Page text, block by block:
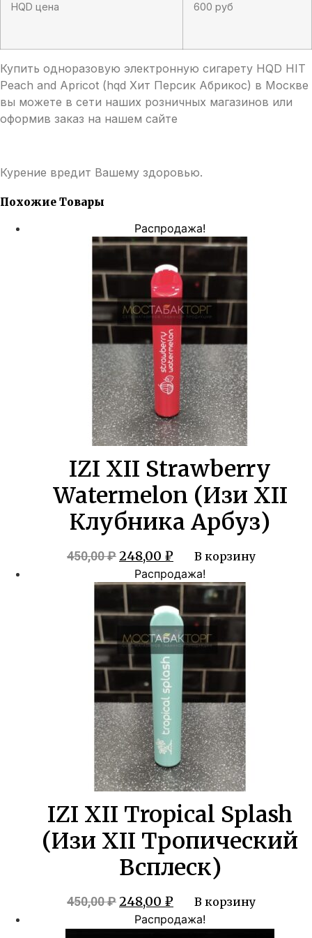
HQD цена 600 руб
Купить одноразовую электронную сигарету HQD HIT
Peach and Apricot (hqd Хит Персик Абрикос) в Москве
вы можете в сети наших розничных магазинов или
оформив заказ на нашем сайте
Курение вредит Вашему здоровью.
Похожие Товары
Распродажа!
IZI XII Strawberry
Watermelon (Изи XII
Клубника Арбуз)
450,00₽Первоначальная
цена
составляла
450,00 ₽.
248,00 ₽ Текущая
цена:
248,00 ₽.
В корзину
Распродажа!
IZI XII Tropical Splash
(Изи XII Тропический
Всплеск)
450,00₽Первоначальная
цена
248,00 ₽ Текущая
цена:
В корзину
Распродажа!